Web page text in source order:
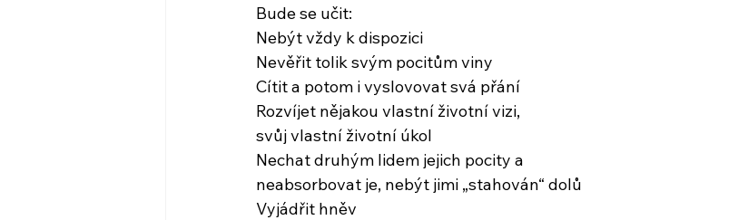
Bude se učit:
Nebýt vždy k dispozici
Nevěřit tolik svým pocitům viny
Cítit a potom i vyslovovat svá přání
Rozvíjet nějakou vlastní životní vizi,
svůj vlastní životní úkol
Nechat druhým lidem jejich pocity a
neabsorbovat je, nebýt jimi „stahován“ dolů
Vyjádřit hněv